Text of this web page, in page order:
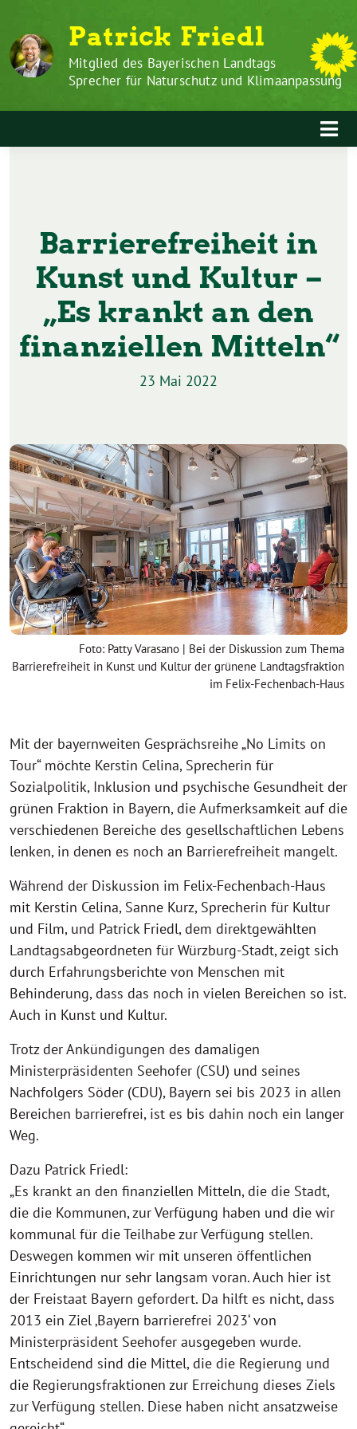
Inhalt
springen
zum
Inhalt
Patrick Friedl
Mitglied des Bayerischen Landtags
Sprecher für Naturschutz und Klimaanpassung
Barrierefreiheit in
Kunst und Kultur –
„Es krankt an den
finanziellen Mitteln“
23 Mai 2022
Foto: Patty Varasano | Bei der Diskussion zum Thema
Barrierefreiheit in Kunst und Kultur der grünene Landtagsfraktion
im Felix-Fechenbach-Haus
Mit der bayernweiten Gesprächsreihe „No Limits on
Tour“ möchte Kerstin Celina, Sprecherin für
Sozialpolitik, Inklusion und psychische Gesundheit der
grünen Fraktion in Bayern, die Aufmerksamkeit auf die
verschiedenen Bereiche des gesellschaftlichen Lebens
lenken, in denen es noch an Barrierefreiheit mangelt.
Während der Diskussion im Felix-Fechenbach-Haus
mit Kerstin Celina, Sanne Kurz, Sprecherin für Kultur
und Film, und Patrick Friedl, dem direktgewählten
Landtagsabgeordneten für Würzburg-Stadt, zeigt sich
durch Erfahrungsberichte von Menschen mit
Behinderung, dass das noch in vielen Bereichen so ist.
Auch in Kunst und Kultur.
Trotz der Ankündigungen des damaligen
Ministerpräsidenten Seehofer (CSU) und seines
Nachfolgers Söder (CDU), Bayern sei bis 2023 in allen
Bereichen barrierefrei, ist es bis dahin noch ein langer
Weg.
Dazu Patrick Friedl:
„Es krankt an den finanziellen Mitteln, die die Stadt,
die die Kommunen, zur Verfügung haben und die wir
kommunal für die Teilhabe zur Verfügung stellen.
Deswegen kommen wir mit unseren öffentlichen
Einrichtungen nur sehr langsam voran. Auch hier ist
der Freistaat Bayern gefordert. Da hilft es nicht, dass
2013 ein Ziel ‚Bayern barrierefrei 2023‘ von
Ministerpräsident Seehofer ausgegeben wurde.
Entscheidend sind die Mittel, die die Regierung und
die Regierungsfraktionen zur Erreichung dieses Ziels
zur Verfügung stellen. Diese haben nicht ansatzweise